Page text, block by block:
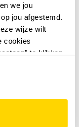
we jou
jou afgestemd.
wijze wilt
cookies
te klikken.